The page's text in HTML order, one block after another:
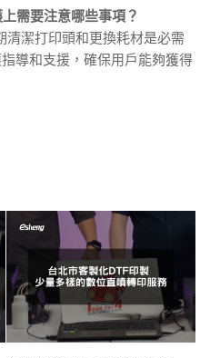
需要注意哪些事項？
清潔打印頭和更換耗材是必需
導和支援，確保用戶能夠獲得